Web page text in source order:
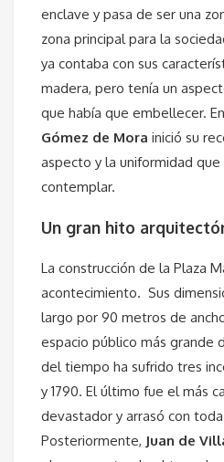
enclave y pasa de ser una
zona principal para la
ya contaba con sus
madera, pero tenía un
que había que embellecer.
Gómez de Mora inició su
aspecto y la uniformidad
contemplar.
Un gran hito
La construcción de la Plaza
acontecimiento. Sus
largo por 90 metros de
espacio público más grande
del tiempo ha sufrido tres
y 1790. El último fue el más
devastador y arrasó con
Posteriormente, Juan de